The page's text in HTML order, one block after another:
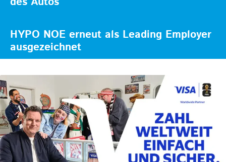
HYPO NOE erneut als Leading Employer
ausgezeichnet